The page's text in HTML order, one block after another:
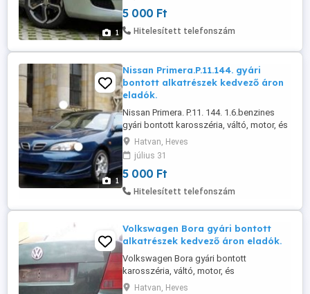
1
5 000 Ft
Hitelesített telefonszám
1
Nissan Primera.P.11.144. gyári
bontott alkatrészek kedvező áron
eladók.
Nissan Primera. P.11. 144. 1.6.benzines
gyári bontott karosszéria, váltó, motor, és
motoralkatrészek kedvező áron eladók.
Hatvan, Heves
július 31
5 000 Ft
Hitelesített telefonszám
Volkswagen Bora gyári bontott
alkatrészek kedvező áron eladók.
Volkswagen Bora gyári bontott
karosszéria, váltó, motor, és
motoralkatrészek kedvező áron eladók.
Hatvan, Heves